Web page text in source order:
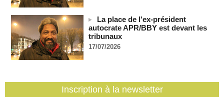
fusillade mortelle
07/08/2026 -
Hydrocarbures : les entreprises d’État font des recettes de
37,5 milliards de francs CFA au premier semestre de 2025
07/08/2026 -
en Palestine occupée
La place de l'ex-président
autocrate APR/BBY est devant les
tribunaux
17/07/2026
Inscription à la newsletter